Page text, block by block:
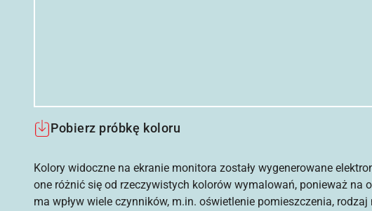
Pobierz próbkę koloru
Kolory widoczne na ekranie monitora zostały wygenerowane
one różnić się od rzeczywistych kolorów wymalowań, ponieważ na
ma wpływ wiele czynników, m.in. oświetlenie pomieszczenia,